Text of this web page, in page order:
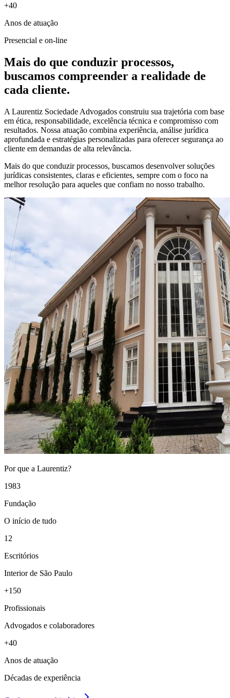
+40
Anos de atuação
Presencial e on-line
Mais do que conduzir processos,
buscamos compreender a realidade de
cada cliente.
A Laurentiz Sociedade Advogados construiu sua trajetória com base
em ética, responsabilidade, excelência técnica e compromisso com
resultados. Nossa atuação combina experiência, análise jurídica
aprofundada e estratégias personalizadas para oferecer segurança ao
cliente em demandas de alta relevância.
Mais do que conduzir processos, buscamos desenvolver soluções
jurídicas consistentes, claras e eficientes, sempre com o foco na
melhor resolução para aqueles que confiam no nosso trabalho.
Por que a Laurentiz?
1983
Fundação
O início de tudo
12
Escritórios
Interior de São Paulo
+150
Profissionais
Advogados e colaboradores
+40
Anos de atuação
Décadas de experiência